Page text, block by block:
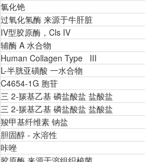
氯化铯
过氧化氢酶 来源于牛肝脏
IV型胶原酶，Cls IV
辅酶 A 水合物
Human Collagen Type III
L-半胱亚磺酸 一水合物
C4654-1G 胞苷
三 2-羰基乙基 磷盐酸盐 盐酸盐
三 2-羰基乙基 磷盐酸盐 盐酸盐
羧甲基纤维素 钠盐
胆固醇 - 水溶性
咔唑